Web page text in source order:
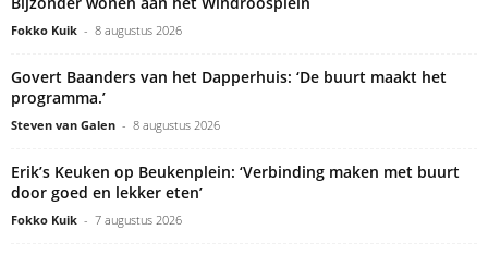
Fokko Kuik - 8 augustus 2026
Govert Baanders van het Dapperhuis: ‘De buurt maakt het
programma.’
Steven van Galen - 8 augustus 2026
Erik’s Keuken op Beukenplein: ‘Verbinding maken met buurt
door goed en lekker eten’
Fokko Kuik - 7 augustus 2026